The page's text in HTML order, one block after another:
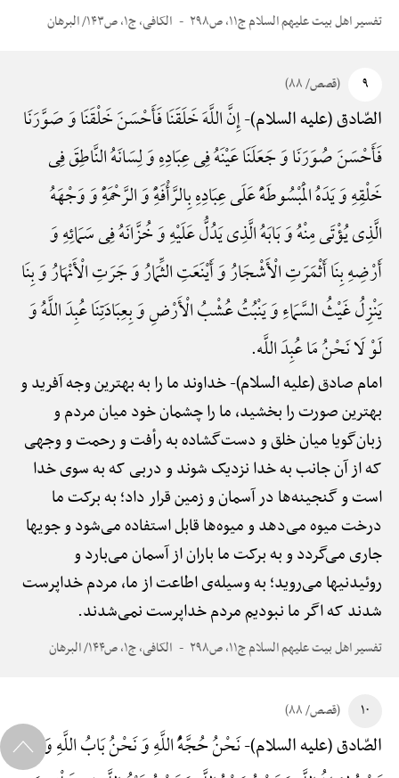
تفسیر اهل بیت علیهم السلام ج۱۱، ص۲۹۸ الکافی، ج۱، ص۱۴۳/ البرهان
۹ (قصص/ ۸۸)
الصّادق (علیه السلام)-إِنَّ اللَّهَ خَلَقَنَا فَأَحْسَنَ خَلْقَنَا وَ صَوَّرَنَا
فَأَحْسَنَ صُوَرَنَا وَ جَعَلَنَا عَیْنَهُ فِی عِبَادِهِ وَ لِسَانَهُ النَّاطِقَ فِی
خَلْقِهِ وَ یَدَهُ الْمَبْسُوطَهًَْ عَلَی عِبَادِهِ بِالرَّأْفَهًِْ وَ الرَّحْمَهًِْ وَ وَجْهَهُ
الَّذِی یُؤْتَی مِنْهُ وَ بَابَهُ الَّذِی یَدُلُّ عَلَیْهِ وَ خُزَّانَهُ فِی سَمَائِهِ وَ
أَرْضِهِ بِنَا أَثْمَرَتِ الْأَشْجَارُ وَ أَیْنَعَتِ الثِّمَارُ وَ جَرَتِ الْأَنْهَارُ وَ بِنَا
یَنْزِلُ غَیْثُ السَّمَاءِ وَ یَنْبُتُ عُشْبُ الْأَرْضِ وَ بِعِبَادَتِنَا عُبِدَ اللَّهُ وَ
لَوْ لَا نَحْنُ مَا عُبِدَ اللَّه.
امام صادق (علیه السلام)-خداوند ما را به بهترین وجه آفرید و
بهترین صورت را بخشید، ما را چشمان خود میان مردم و
زبان‌گویا میان خلق و دست‌گشاده به رأفت و رحمت و وجهی
که از آن جانب به خدا نزدیک شوند و دربی که به سوی خدا
است و گنجینه‌ها در آسمان و زمین قرار داد؛ به برکت ما
درخت میوه می‌دهد و میوه‌ها قابل استفاده می‌شود و جویها
جاری می‌گردد و به برکت ما باران از آسمان می‌بارد و
روئیدنیها می‌روید؛ به وسیله‌ی اطاعت از ما، مردم خداپرست
شدند که اگر ما نبودیم مردم خداپرست نمی‌شدند.
تفسیر اهل بیت علیهم السلام ج۱۱، ص۲۹۸ الکافی، ج۱، ص۱۴۴/ البرهان
۱۰ (قصص/ ۸۸)
الصّادق (علیه السلام)-نَحْنُ حُجَّهًُْ اللَّهِ وَ نَحْنُ بَابُ اللَّهِ وَ